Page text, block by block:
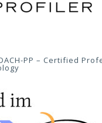
PP – Certified